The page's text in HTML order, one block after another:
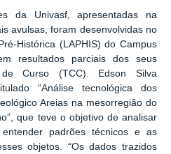
da Univasf, apresentadas na
avulsas, foram desenvolvidas no
Histórica (LAPHIS) do Campus
resultados parciais dos seus
Curso (TCC). Edson Silva
“Análise tecnológica dos
Areias na mesorregião do
que teve o objetivo de analisar
padrões técnicos e as
objetos. “Os dados trazidos